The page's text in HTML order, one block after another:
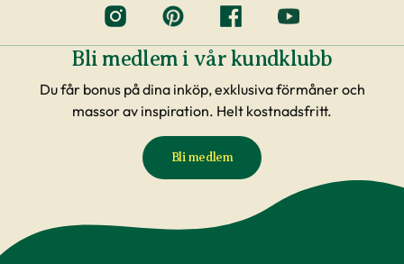
Bli medlem i vår kundklubb
Du får bonus på dina inköp, exklusiva förmåner och
massor av inspiration. Helt kostnadsfritt.
Bli medlem